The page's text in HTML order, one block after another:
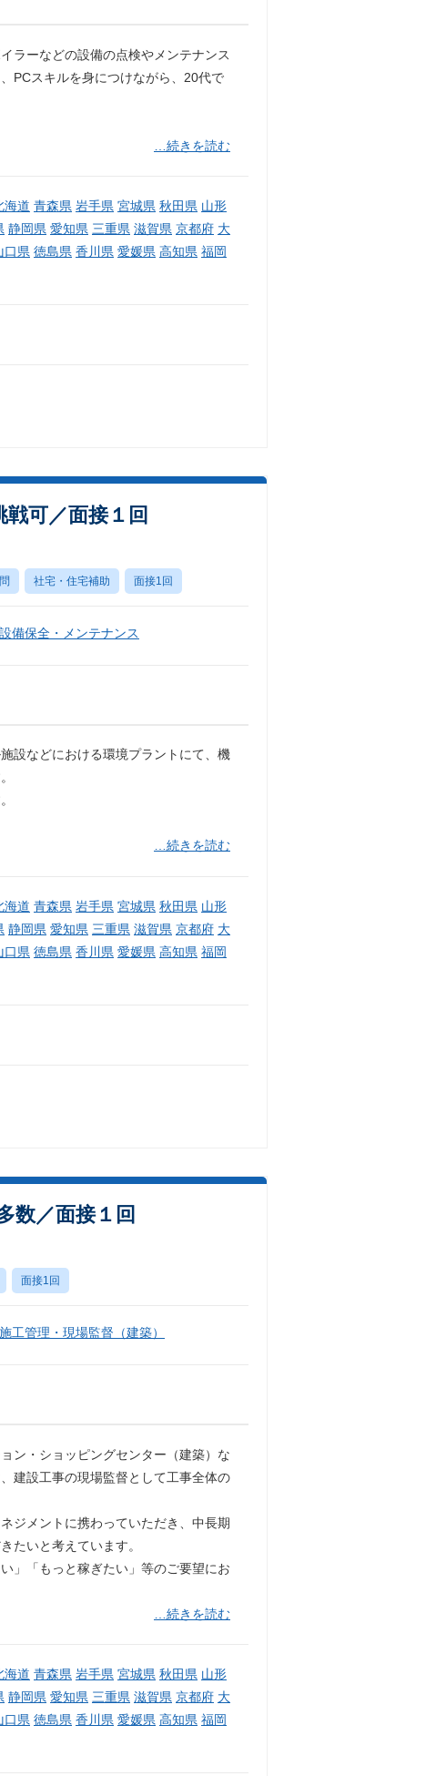
ラーなどの設備の点検やメンテナンス
PCスキルを身につけながら、20代で
…続きを読む
海道 青森県 岩手県 宮城県 秋田県 山形
静岡県 愛知県 三重県 滋賀県 京都府 大
口県 徳島県 香川県 愛媛県 高知県 福岡
可／面接１回
社宅・住宅補助 面接1回
設備保全・メンテナンス
設などにおける環境プラントにて、機
…続きを読む
海道 青森県 岩手県 宮城県 秋田県 山形
静岡県 愛知県 三重県 滋賀県 京都府 大
口県 徳島県 香川県 愛媛県 高知県 福岡
数／面接１回
面接1回
施工管理・現場監督（建築）
ン・ショッピングセンター（建築）な
建設工事の現場監督として工事全体の
ジメントに携わっていただき、中長期
たいと考えています。
」「もっと稼ぎたい」等のご要望にお
…続きを読む
海道 青森県 岩手県 宮城県 秋田県 山形
静岡県 愛知県 三重県 滋賀県 京都府 大
口県 徳島県 香川県 愛媛県 高知県 福岡